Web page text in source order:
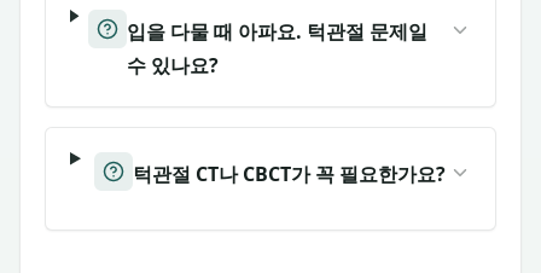
입을 다물 때 아파요. 턱관절 문제일
수 있나요?
턱관절 CT나 CBCT가 꼭 필요한가요?